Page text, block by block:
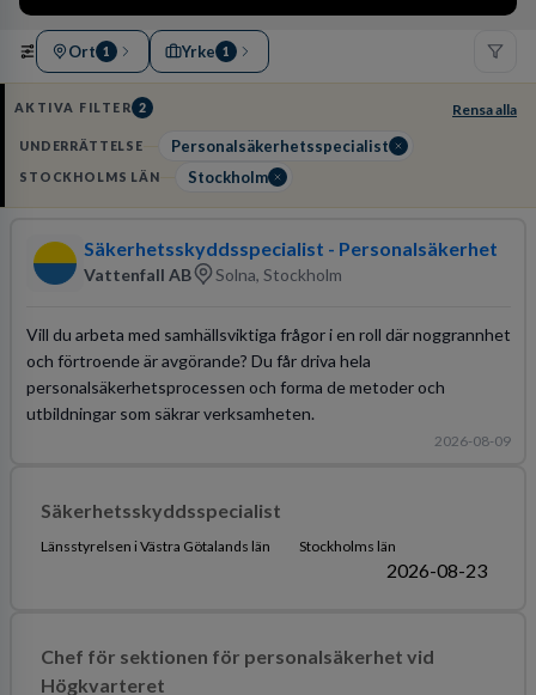
Ort 1 Yrke 1
AKTIVA FILTER 2 Rensa alla
UNDERRÄTTELSE Personalsäkerhetsspecialist
STOCKHOLMS LÄN Stockholm
Säkerhetsskyddsspecialist - Personalsäkerhet
Vattenfall AB Solna, Stockholm
Vill du arbeta med samhällsviktiga frågor i en roll där noggrannhet
och förtroende är avgörande? Du får driva hela
personalsäkerhetsprocessen och forma de metoder och
utbildningar som säkrar verksamheten.
2026-08-09
Säkerhetsskyddsspecialist
Länsstyrelsen i Västra Götalands län Stockholms län
2026-08-23
Chef för sektionen för personalsäkerhet vid
Högkvarteret